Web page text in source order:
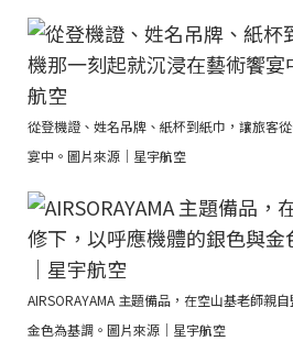
從登機證、姓名吊牌、紙杯到紙巾，讓旅客
宴中。圖片來源｜星宇航空
AIRSORAYAMA 主題備品，在空山基老師親
金色為基調。圖片來源｜星宇航空